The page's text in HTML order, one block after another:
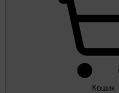
Кошик